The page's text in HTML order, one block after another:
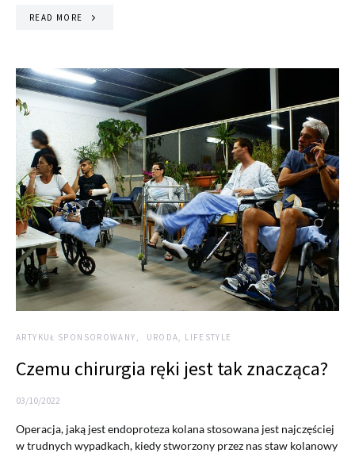
READ MORE
ARTYKUŁ SPONSOROWANY URODA, LIFESTYLE
Czemu chirurgia ręki jest tak znacząca?
03/10/2022
Operacja, jaką jest endoproteza kolana stosowana jest najczęściej
w trudnych wypadkach, kiedy stworzony przez nas staw kolanowy